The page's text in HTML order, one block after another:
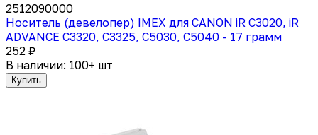
2512090000
Носитель (девелопер) IMEX для CANON iR С3020, iR
ADVANCE С3320, C3325, C5030, C5040 - 17 грамм
252 ₽
В наличии: 100+ шт
Купить